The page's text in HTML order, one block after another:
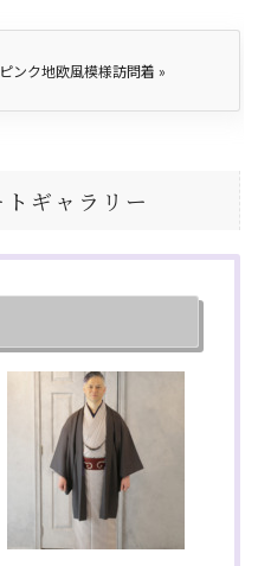
ンク地欧風模様訪問着 »
ギャラリー